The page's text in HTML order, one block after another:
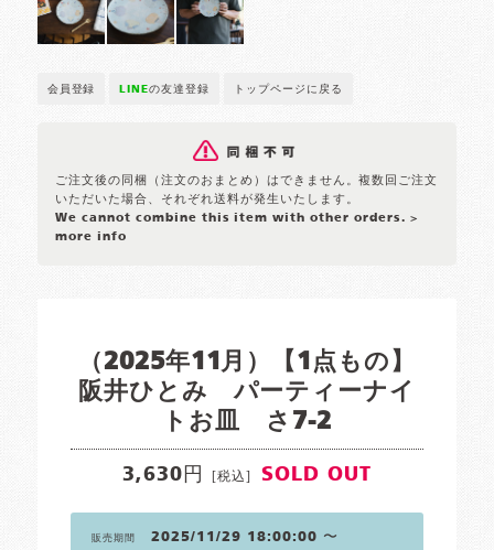
会員登録 LINEの友達登録 トップページに戻る
ご注文後の同梱（注文のおまとめ）はできません。複数回ご注文
いただいた場合、それぞれ送料が発生いたします。
We cannot combine this item with other orders. >
more info
（2025年11月）【1点もの】
阪井ひとみ パーティーナイ
トお皿 さ7-2
3,630円 [税込] SOLD OUT
販売期間 2025/11/29 18:00:00 〜